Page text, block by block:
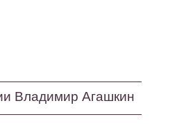
Владимир Агашкин